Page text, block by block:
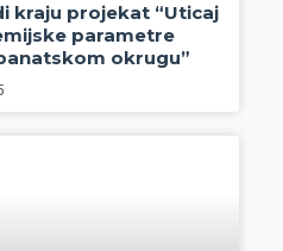
kraju projekat “Uticaj
parametre
okrugu”